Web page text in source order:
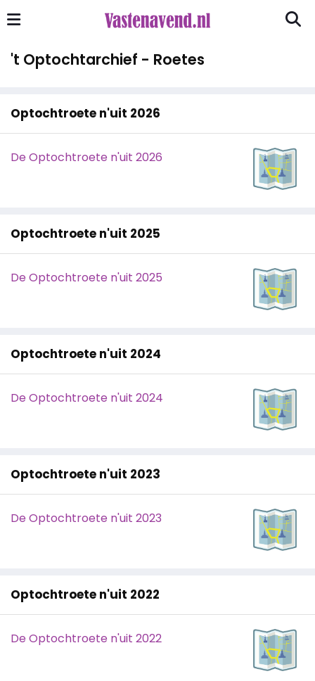
't Optochtarchief - Roetes
Optochtroete n'uit 2026
De Optochtroete n'uit 2026
Optochtroete n'uit 2025
De Optochtroete n'uit 2025
Optochtroete n'uit 2024
De Optochtroete n'uit 2024
Optochtroete n'uit 2023
De Optochtroete n'uit 2023
Optochtroete n'uit 2022
De Optochtroete n'uit 2022